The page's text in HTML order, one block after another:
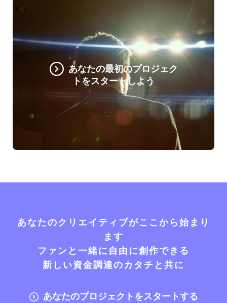
あなたの最初のプロジェク
トをスタートしよう
あなたのクリエイティブがここから始まり
ます
ファンと一緒に自由に創作できる
新しい資金調達のカタチと共に
あなたのプロジェクトをスタートする